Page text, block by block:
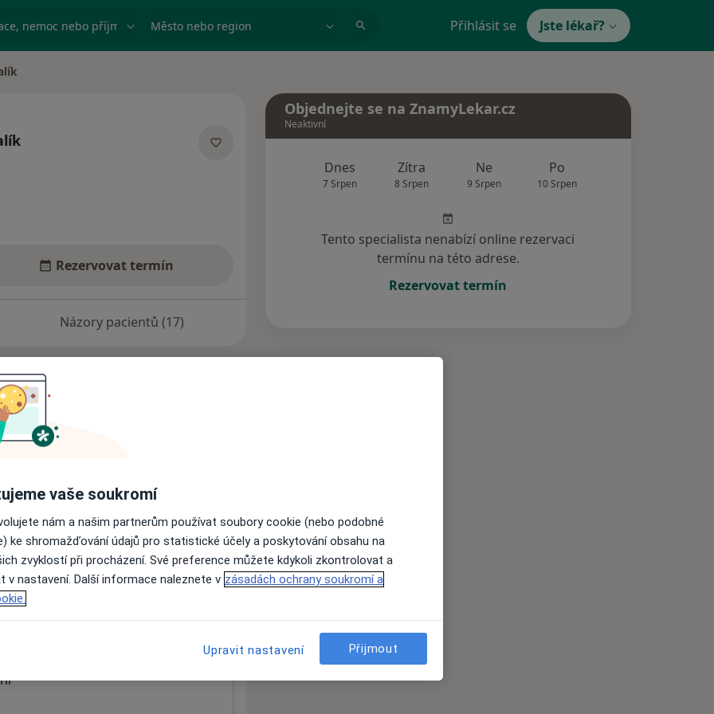
nemoc nebo příjmení Město nebo region Přihlásit se Jste lékař?
Rezervovat termín
Názory pacientů (17)
nejsou k dispozici
informace o svých službách.
Objednejte se na ZnamyLekar.cz
Neaktivní
Dnes
7 Srpen
Zítra
8 Srpen
Ne
9 Srpen
Po
10 Srpen
Tento specialista nenabízí online rezervaci
termínu na této adrese.
Rezervovat termín
vaše soukromí
nám a našim partnerům používat soubory cookie (nebo podobné
ke shromažďování údajů pro statistické účely a poskytování obsahu na
zvyklostí při procházení. Své preference můžete kdykoli zkontrolovat a
v nastavení. Další informace naleznete v zásadách ochrany soukromí a
Upravit nastavení Přijmout